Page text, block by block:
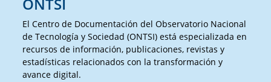
El Centro de Documentación del Observatorio Nacional
de Tecnología y Sociedad (ONTSI) está especializada en
recursos de información, publicaciones, revistas y
estadísticas relacionados con la transformación y
avance digital.